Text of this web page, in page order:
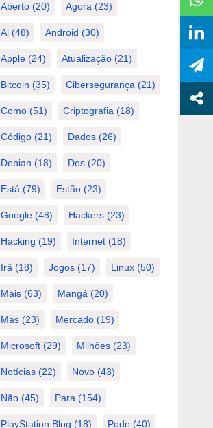
Aberto(20) Agora (23)
Ai(48) Android (30)
Apple(24) Atualização(21)
Bitcoin (35) Cibersegurança (21)
Como(51) Criptografia (18)
Código(21) Dados(26)
Debian (18) Dos(20)
Está (79) Estão(23)
Google(48) Hackers(23)
Hacking (19) Internet(18)
Irã (18) Jogos(17) Linux(50)
Mais(63) Mangá (20)
Mas(23) Mercado(19)
Microsoft(29) Milhões(23)
Notícias(22) Novo(43)
Não(45) Para (154)
PlayStation.Blog (18) Pode(40)